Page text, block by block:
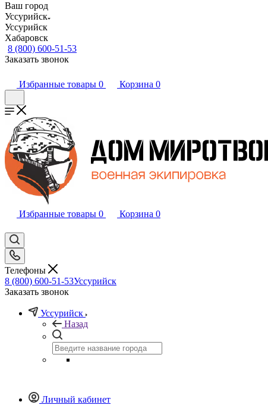
Ваш город
Уссурийск
Уссурийск
Хабаровск
8 (800) 600-51-53
Заказать звонок
Избранные товары 0 Корзина 0
Избранные товары 0 Корзина 0
Телефоны
8 (800) 600-51-53Уссурийск
Заказать звонок
Уссурийск
Назад
Личный кабинет